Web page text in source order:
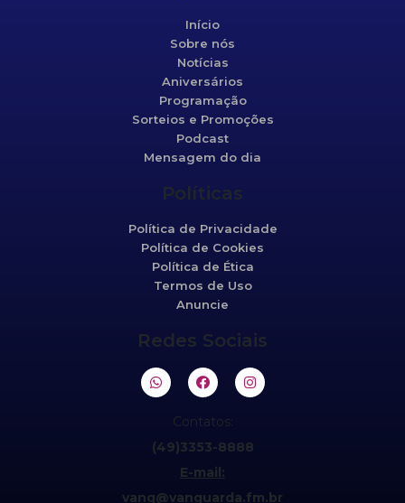
Início
Sobre nós
Notícias
Aniversários
Programação
Sorteios e Promoções
Podcast
Mensagem do dia
Políticas
Política de Privacidade
Política de Cookies
Política de Ética
Termos de Uso
Anuncie
Redes Sociais
Contatos:
(49)3353-8888
E-mail:
vang@vanguarda.fm.br